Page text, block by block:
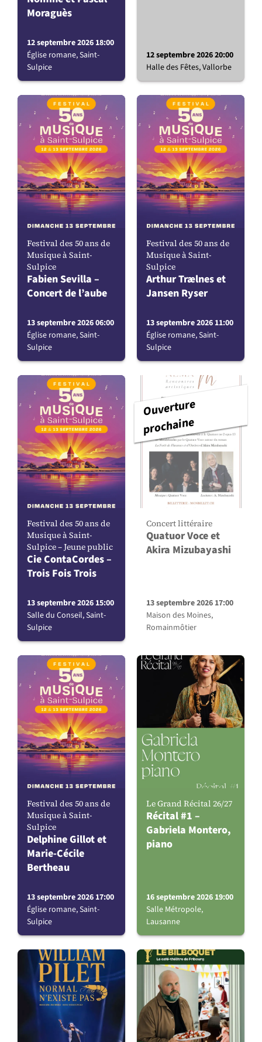
Moraguès
12 septembre 2026 18:00
Église romane, Saint-
Sulpice
12 septembre 2026 20:00
Halle des Fêtes, Vallorbe
Festival des 50 ans de
Musique à Saint-
Sulpice
Fabien Sevilla –
Concert de l’aube
13 septembre 2026 06:00
Église romane, Saint-
Sulpice
Festival des 50 ans de
Musique à Saint-
Sulpice
Arthur Trælnes et
Jansen Ryser
13 septembre 2026 11:00
Église romane, Saint-
Sulpice
Festival des 50 ans de
Musique à Saint-
Sulpice – Jeune public
Cie ContaCordes –
Trois Fois Trois
13 septembre 2026 15:00
Salle du Conseil, Saint-
Sulpice
Concert littéraire
Quatuor Voce et
Akira Mizubayashi
13 septembre 2026 17:00
Maison des Moines,
Romainmôtier
Ouverture
prochaine
Festival des 50 ans de
Musique à Saint-
Sulpice
Delphine Gillot et
Marie-Cécile
Bertheau
13 septembre 2026 17:00
Église romane, Saint-
Sulpice
Le Grand Récital 26/27
Récital #1 –
Gabriela Montero,
piano
16 septembre 2026 19:00
Salle Métropole,
Lausanne